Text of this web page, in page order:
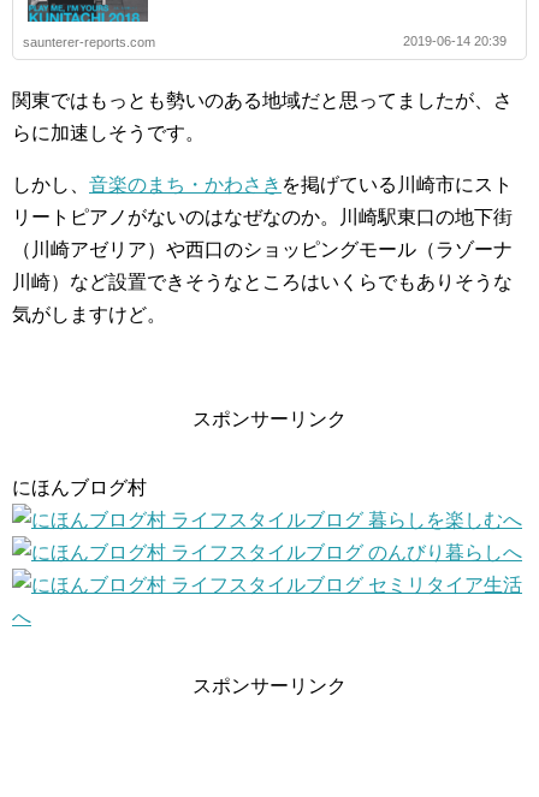
saunterer-reports.com 2019-06-14 20:39
関東ではもっとも勢いのある地域だと思ってましたが、さ
らに加速しそうです。
しかし、 音楽のまち・かわさき を掲げている川崎市にスト
リートピアノがないのはなぜなのか。川崎駅東口の地下街
（川崎アゼリア）や西口のショッピングモール（ラゾーナ
川崎）など設置できそうなところはいくらでもありそうな
気がしますけど。
スポンサーリンク
にほんブログ村
スポンサーリンク